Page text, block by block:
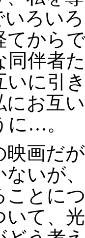
いろい
てから
同伴者
いに引
お互い
に…。
画だ
ないが
ことに
いて、